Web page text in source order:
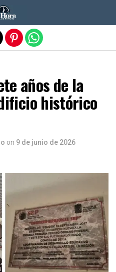
años de la
histórico
on 9 de junio de 2026
móvil